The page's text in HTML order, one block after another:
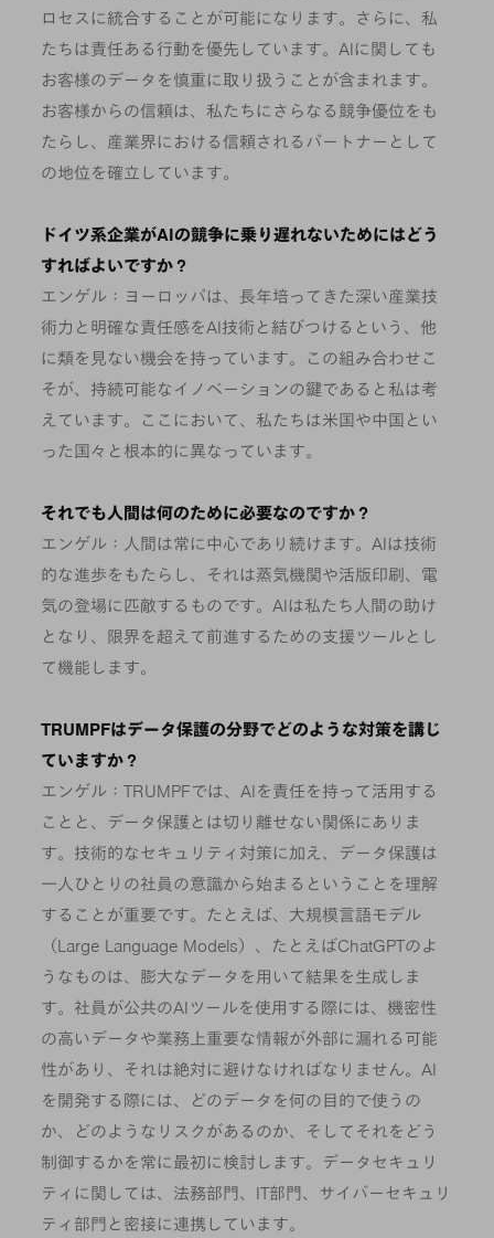
ロセスに統合することが可能になります。さらに、私
たちは責任ある行動を優先しています。AIに関しても
お客様のデータを慎重に取り扱うことが含まれます。
お客様からの信頼は、私たちにさらなる競争優位をも
たらし、産業界における信頼されるパートナーとして
の地位を確立しています。
ドイツ系企業がAIの競争に乗り遅れないためにはどう
すればよいですか？
エンゲル：ヨーロッパは、長年培ってきた深い産業技
術力と明確な責任感をAI技術と結びつけるという、他
に類を見ない機会を持っています。この組み合わせこ
そが、持続可能なイノベーションの鍵であると私は考
えています。ここにおいて、私たちは米国や中国とい
った国々と根本的に異なっています。
それでも人間は何のために必要なのですか？
エンゲル：人間は常に中心であり続けます。AIは技術
的な進歩をもたらし、それは蒸気機関や活版印刷、電
気の登場に匹敵するものです。AIは私たち人間の助け
となり、限界を超えて前進するための支援ツールとし
て機能します。
TRUMPFはデータ保護の分野でどのような対策を講じ
ていますか？
エンゲル：TRUMPFでは、AIを責任を持って活用する
ことと、データ保護とは切り離せない関係にありま
す。技術的なセキュリティ対策に加え、データ保護は
一人ひとりの社員の意識から始まるということを理解
することが重要です。たとえば、大規模言語モデル
（Large Language Models）、たとえばChatGPTのよ
うなものは、膨大なデータを用いて結果を生成しま
す。社員が公共のAIツールを使用する際には、機密性
の高いデータや業務上重要な情報が外部に漏れる可能
性があり、それは絶対に避けなければなりません。AI
を開発する際には、どのデータを何の目的で使うの
か、どのようなリスクがあるのか、そしてそれをどう
制御するかを常に最初に検討します。データセキュリ
ティに関しては、法務部門、IT部門、サイバーセキュリ
ティ部門と密接に連携しています。